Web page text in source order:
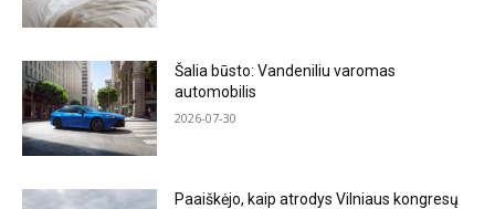
Šalia būsto: Vandeniliu varomas
automobilis
2026-07-30
Paaiškėjo, kaip atrodys Vilniaus kongresų